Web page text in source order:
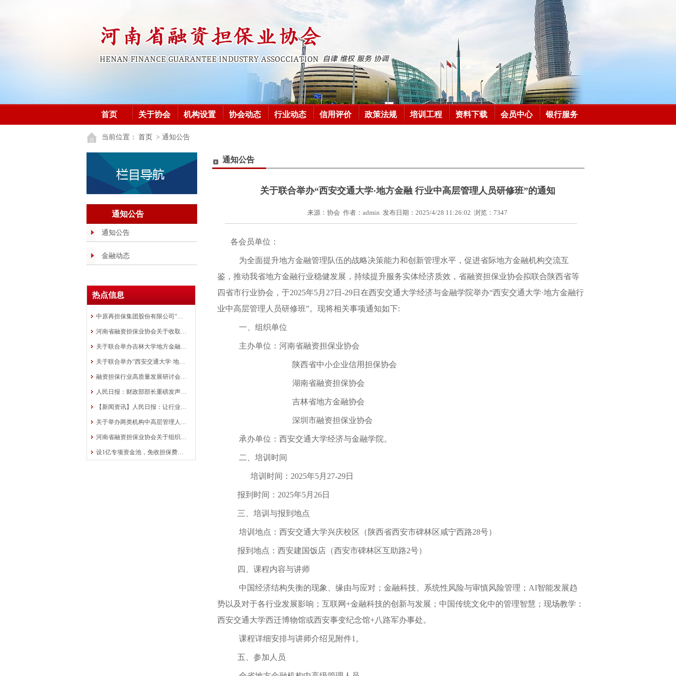
首页 关于协会 机构设置 协会动态 行业动态 信用评价 政策法规 培训工程 资料下载 会员中心 银行服务
加入协会 党建之窗 党建之窗
当前位置： 首页 > 通知公告
通知公告
通知公告
金融动态
热点信息
中原再担保集团股份有限公司“银担共审”批量业务模式在全国推广
河南省融资担保业协会关于收取会费的通知
关于联合举办吉林大学地方金融组织 高质量发展研修班的通知
关于联合举办“西安交通大学·地方金融 行业中高层管理人员研修班”的通知
融资担保行业高质量发展研讨会在洛阳成功举办
人民日报：财政部部长重磅发声！ 融资担保是政策工具
【新闻资讯】人民日报：让行业协会走向前台
关于举办两类机构中高层管理人员培训班的通知
河南省融资担保业协会关于组织举办全省融资担保行业知识竞赛的预通知
设1亿专项资金池，免收担保费！中原再担保为交通运输行业“加油”
通知公告
关于联合举办“西安交通大学·地方金融 行业中高层管理人员研修班”的通知
来源： 协会 作者： admin 发布日期： 2025/4/28 11:26:02 浏览： 7347
各会员单位：
为全面提升地方金融管理队伍的战略决策能力和创新管理水平，促进省际地方金融机构交流互
鉴，推动我省地方金融行业稳健发展，持续提升服务实体经济质效，省融资担保业协会拟联合陕西省等
四省市行业协会，于2025年5月 27日-29日在西安交通大学经济与金融学院举办“西安交通大学·地方金融行
业中高层管理人员研修班”。现将相关事项通知如下:
一、组织单位
主办单位：河南省融资担保业协会
陕西省中小企业信用担保协会
湖南省融资担保协会
吉林省地方金融协会
深圳市融资担保业协会
承办单位：西安交通大学经济与金融学院。
二、培训时间
培训时间： 2025年5月 27-29日
报到时间： 2025年5月 26日
三、培训与报到地点
培训地点：西安交通大学兴庆校区（ 陕西省西安市碑林区咸宁西路28号）
报到地点：西安建国饭店（西安市碑林区互助路2号）
四、课程内容与讲师
中国经济结构失衡的现象、缘由与应对；金融科技、系统性风险与审慎风险管理；AI智能发展趋
势以及对于各行业发展影响； 互联网+金融科技的创新与发展 ；中国传统文化中的管理智慧； 现场教学：
西安交通大学西迁博物馆或西安事变纪念馆+八路军办事处。
课程详细安排与讲师介绍见附件1 。
五、参加人员